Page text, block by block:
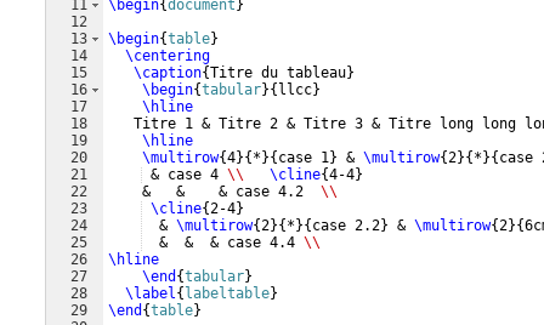
11
12
13
14
15
16
17
18
19
20
21
22
23
24
25
26
27
28
29
\begin{document }
\begin{table}
\centering
\caption{Titre du tableau}
\begin{tabular}{ llcc}
\hline
Titre 1 & Titre 2 & Titre 3 & Titre long long
\hline
\multirow{4}{ * }{ case 1} & \multirow{2}{ * }{ case
& case 4 \\ \cline{4-4}
    &   &    & case 4.2
\\
\cline{2-4}
  &
\multirow{2}{ * }{ case 2.2} & \multirow{2}{
  &  &  & case 4.4
\\
\hline
\end {tabular}
\label{ labeltable}
\end {table}